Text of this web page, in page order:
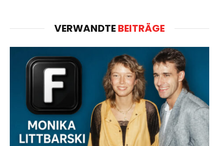
VERWANDTEBEITRÄGE